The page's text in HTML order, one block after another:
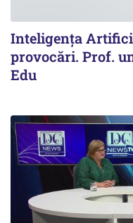
Inteligența
provocări. Prof.
Edu